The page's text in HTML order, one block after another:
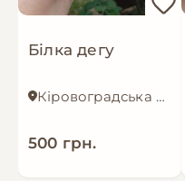
Білка дегу
Кіровоградська область
500 грн.